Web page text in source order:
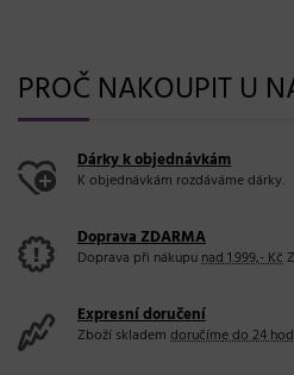
PROČ NAKOUPIT U
Dárky k objednávkám
K objednávkám rozdáváme dárky.
Doprava ZDARMA
Doprava při nákupunad 1.999,- Kč
Expresní doručení
Zboží skladem doručíme do 24